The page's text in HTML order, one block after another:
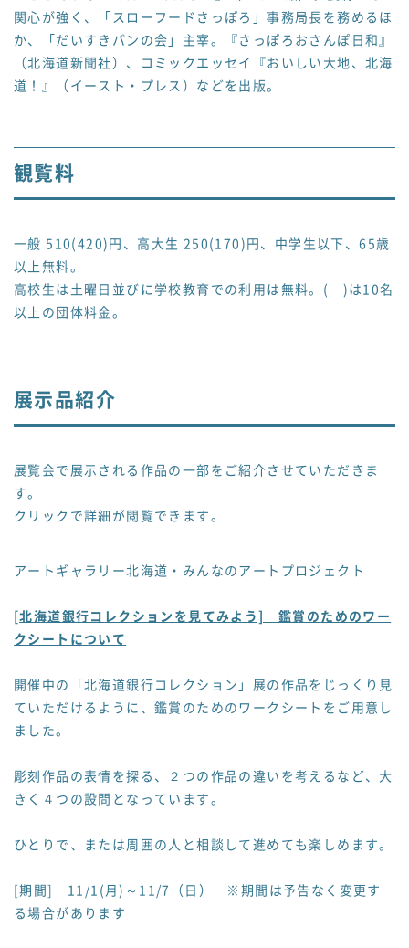
関心が強く、「スローフードさっぽろ」事務局長を務めるほ
か、「だいすきパンの会」主宰。『さっぽろおさんぽ日和』
（北海道新聞社）、コミックエッセイ『おいしい大地、北海
道！』（イースト・プレス）などを出版。
観覧料
一般 510(420)円、高大生 250(170)円、中学生以下、65歳
以上無料。
高校生は土曜日並びに学校教育での利用は無料。( )は10名
以上の団体料金。
展示品紹介
展覧会で展示される作品の一部をご紹介させていただきま
す。
クリックで詳細が閲覧できます。
アートギャラリー北海道・みんなのアートプロジェクト
[北海道銀行コレクションを見てみよう] 鑑賞のためのワー
クシートについて
開催中の「北海道銀行コレクション」展の作品をじっくり見
ていただけるように、鑑賞のためのワークシートをご用意し
ました。
彫刻作品の表情を探る、２つの作品の違いを考えるなど、大
きく４つの設問となっています。
ひとりで、または周囲の人と相談して進めても楽しめます。
[期間] 11/1(月)～11/7（日） ※期間は予告なく変更す
る場合があります